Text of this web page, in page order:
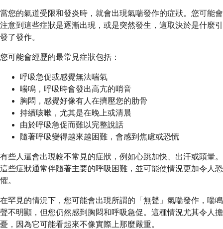
當您的氣道受限和發炎時，就會出現氣喘發作的症狀。您可能會
注意到這些症狀是逐漸出現，或是突然發生，這取決於是什麼引
發了發作。
您可能會經歷的最常見症狀包括：
呼吸急促或感覺無法喘氣
喘鳴，呼吸時會發出高亢的哨音
胸悶，感覺好像有人在擠壓您的肋骨
持續咳嗽，尤其是在晚上或清晨
由於呼吸急促而難以完整說話
隨著呼吸變得越來越困難，會感到焦慮或恐慌
有些人還會出現較不常見的症狀，例如心跳加快、出汗或頭暈。
這些症狀通常伴隨著主要的呼吸困難，並可能使情況更加令人恐
懼。
在罕見的情況下，您可能會出現所謂的「無聲」氣喘發作，喘鳴
聲不明顯，但您仍然感到胸悶和呼吸急促。這種情況尤其令人擔
憂，因為它可能看起來不像實際上那麼嚴重。